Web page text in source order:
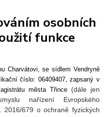
osobních
funkce
Charvátovi, se sídlem Vendryně
číslo: 06409407, zapsaný v
města Třince(dále jen
nařízení Evropského
679 o ochraně fyzických